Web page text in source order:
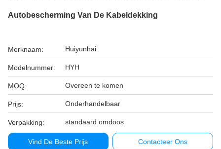
Autobescherming Van De Kabeldekking
Merknaam: Huiyunhai
Modelnummer: HYH
MOQ: Overeen te komen
Prijs: Onderhandelbaar
Verpakking: standaard omdoos
Vind De Beste Prijs Contacteer Ons